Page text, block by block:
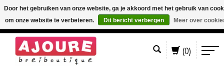
(0)
Door het gebruiken van onze website, ga je akkoord met het gebruik van
om onze website te verbeteren.
Dit bericht verbergen Meer over